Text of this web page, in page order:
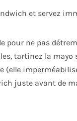
et servez
pour ne pas
tartinez la mayo
(elle
juste avant de